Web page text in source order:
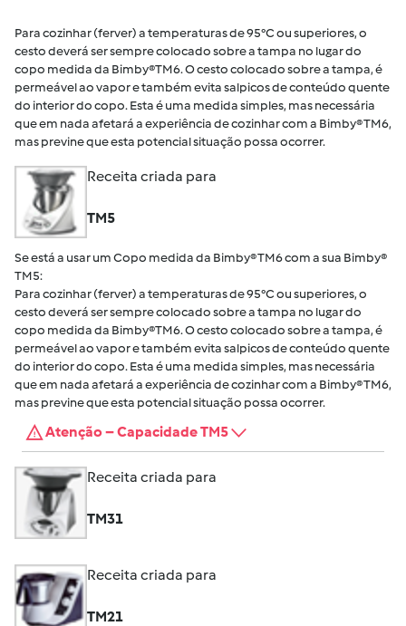
Para cozinhar (ferver) a temperaturas de 95°C ou superiores, o
cesto deverá ser sempre colocado sobre a tampa no lugar do
copo medida da Bimby®TM6. O cesto colocado sobre a tampa, é
permeável ao vapor e também evita salpicos de conteúdo quente
do interior do copo. Esta é uma medida simples, mas necessária
que em nada afetará a experiência de cozinhar com a Bimby® TM6,
mas previne que esta potencial situação possa ocorrer.
Receita criada para
TM5
Se está a usar um Copo medida da Bimby® TM6 com a sua Bimby®
TM5:
Para cozinhar (ferver) a temperaturas de 95°C ou superiores, o
cesto deverá ser sempre colocado sobre a tampa no lugar do
copo medida da Bimby®TM6. O cesto colocado sobre a tampa, é
permeável ao vapor e também evita salpicos de conteúdo quente
do interior do copo. Esta é uma medida simples, mas necessária
que em nada afetará a experiência de cozinhar com a Bimby® TM6,
mas previne que esta potencial situação possa ocorrer.
Atenção – Capacidade TM5
Receita criada para
TM31
Receita criada para
TM21